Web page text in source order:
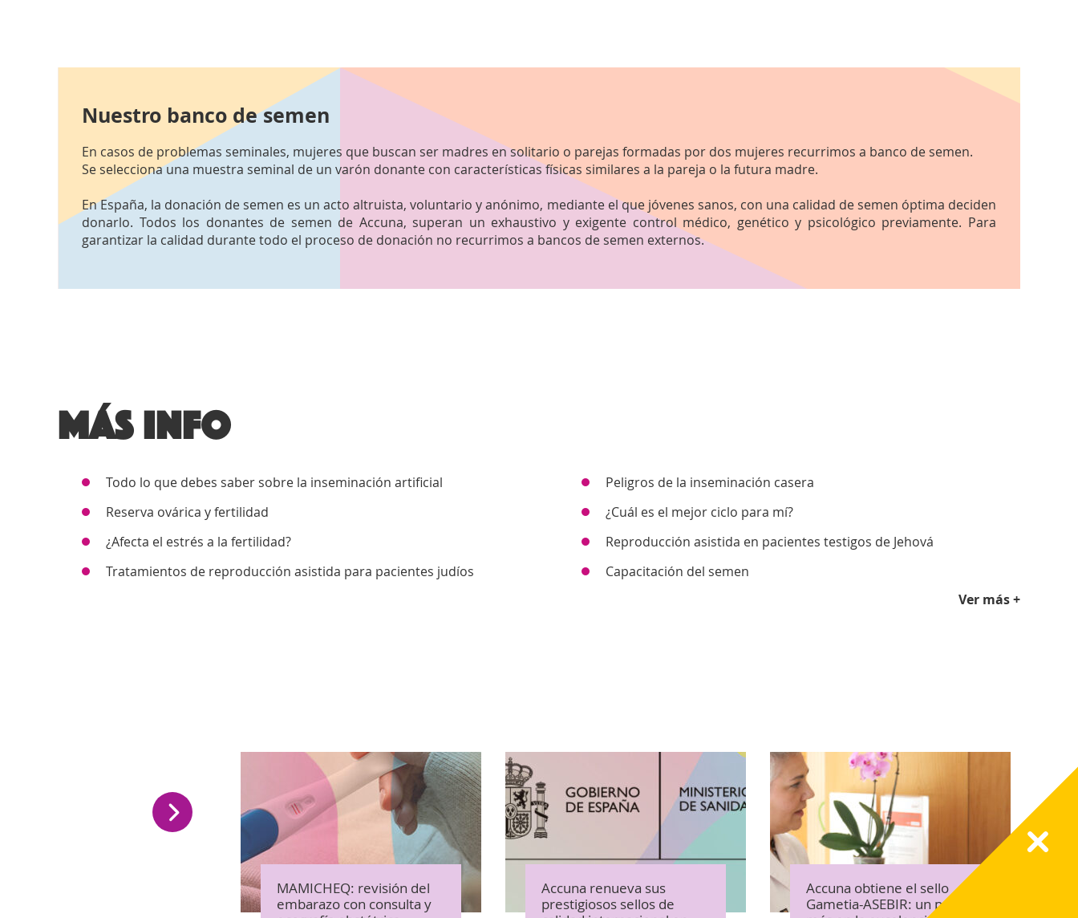
Nuestro banco de semen
En casos de problemas seminales, mujeres que buscan ser madres en solitario o parejas formadas por dos mujeres recurrimos a banco de semen.
Se selecciona una muestra seminal de un varón donante con características físicas similares a la pareja o la futura madre.
En España, la donación de semen es un acto altruista, voluntario y anónimo, mediante el que jóvenes sanos, con una calidad de semen óptima deciden
donarlo. Todos los donantes de semen de Accuna, superan un exhaustivo y exigente control médico, genético y psicológico previamente. Para
garantizar la calidad durante todo el proceso de donación no recurrimos a bancos de semen externos.
Más info
Todo lo que debes saber sobre la inseminación artificial
Peligros de la inseminación casera
Reserva ovárica y fertilidad
¿Cuál es el mejor ciclo para mí?
¿Afecta el estrés a la fertilidad?
Reproducción asistida en pacientes testigos de Jehová
Tratamientos de reproducción asistida para pacientes judíos
Capacitación del semen
Ver más +
MAMICHEQ: revisión del
embarazo con consulta y
Accuna renueva sus
prestigiosos sellos de
Accuna obtiene el sello
Gametia-ASEBIR: un paso